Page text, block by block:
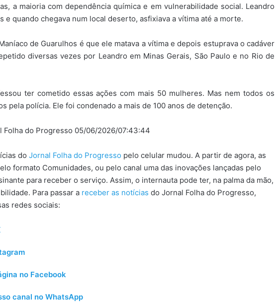
a maioria com dependência química e em vulnerabilidade social. Leandro
e quando chegava num local deserto, asfixiava a vítima até a morte.
de Guarulhos é que ele matava a vítima e depois estuprava o cadáver
diversas vezes por Leandro em Minas Gerais, São Paulo e no Rio de
ter cometido essas ações com mais 50 mulheres. Mas nem todos os
pela polícia. Ele foi condenado a mais de 100 anos de detenção.
Folha do Progresso 05/06/2026/07:43:44
do Jornal Folha do Progresso pelo celular mudou. A partir de agora, as
formato Comunidades, ou pelo canal uma das inovações lançadas pelo
para receber o serviço. Assim, o internauta pode ter, na palma da mão,
Para passar a receber as notícias do Jornal Folha do Progresso,
redes sociais:
no Facebook
canal no WhatsApp